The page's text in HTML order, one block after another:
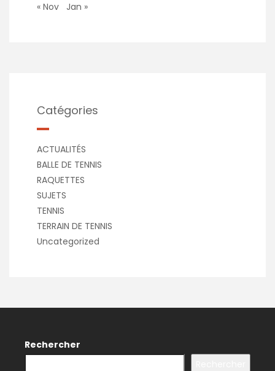
« Nov
Jan »
Catégories
ACTUALITÉS
BALLE DE TENNIS
RAQUETTES
SUJETS
TENNIS
TERRAIN DE TENNIS
Uncategorized
Rechercher